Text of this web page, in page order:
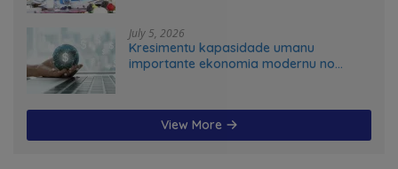
July 5, 2026
Kresimentu kapasidade umanu
importante ekonomia modernu no
View More